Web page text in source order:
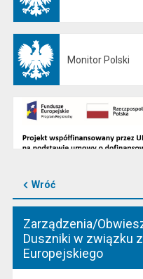
Monitor Polski
Wróć
Zarządzenia/
Duszniki w związku
Europejskiego